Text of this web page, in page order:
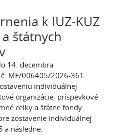
k IUZ-KUZ
a štátnych
14. decembra
MF/006405/2026-361
individuálnej
organizácie, príspevkové
celky a štátne fondy.
zostavenie individuálnej
a následne.